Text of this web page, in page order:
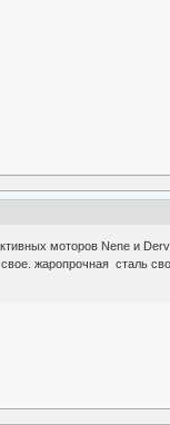
моторов Nene и
жаропрочная сталь